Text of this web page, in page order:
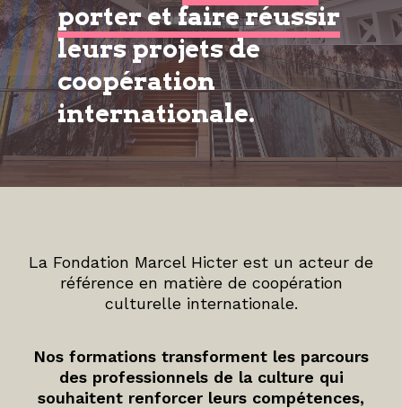
porter et faire réussir
leurs projets de
coopération
internationale.
La Fondation Marcel Hicter est un acteur de
référence en matière de coopération
culturelle internationale.
Nos formations transforment les parcours
des professionnels de la culture qui
souhaitent renforcer leurs compétences,